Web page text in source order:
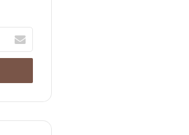
بريدك
الإلكتروني